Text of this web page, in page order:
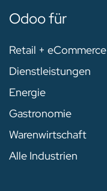
Odoo für
Retail + eCommerce
Dienstleistungen
Energie
Gastronomie
Warenwirtschaft
Alle Industrien